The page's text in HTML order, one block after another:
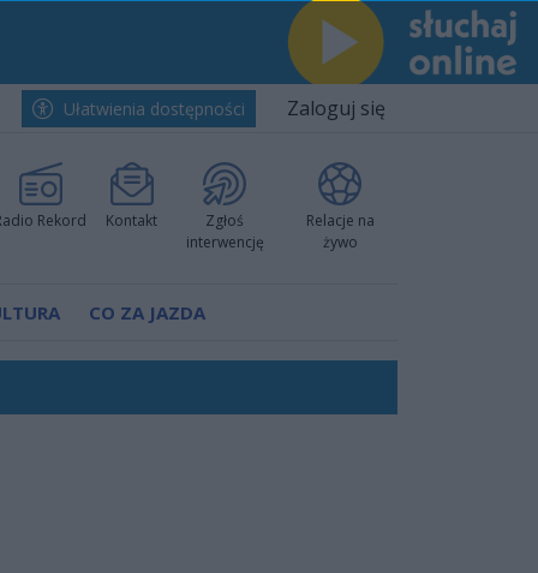
Ułatwienia dostępności Zaloguj się
Rekord Kontakt
Zgłoś
interwencję
Relacje na
żywo
CO ZA JAZDA